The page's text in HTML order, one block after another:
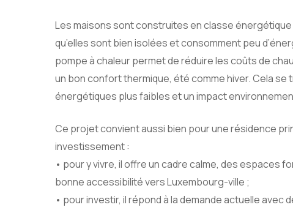
Les maisons sont construites en classe énergétique
qu’elles sont bien isolées et consomment peu
pompe à chaleur permet de réduire les coûts de
un bon confort thermique, été comme hiver. Cela se
énergétiques plus faibles et un impact
Ce projet convient aussi bien pour une résidence
investissement :
• pour y vivre, il offre un cadre calme, des espaces
bonne accessibilité vers Luxembourg-ville ;
• pour investir, il répond à la demande actuelle avec